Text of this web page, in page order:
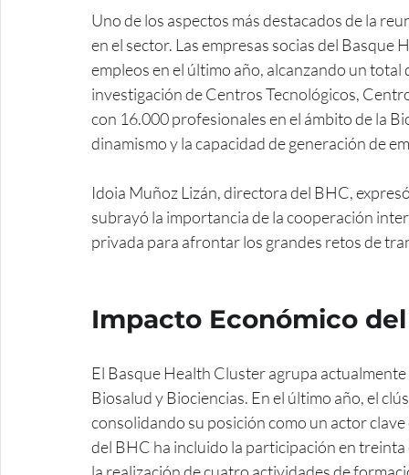
Uno de los aspectos más destacados de la
en el sector. Las empresas socias del
empleos en el último año, alcanzando un
investigación de Centros Tecnológicos,
con 16.000 profesionales en el ámbito de la
dinamismo y la capacidad de generación de
Idoia Muñoz Lizán, directora del BHC,
subrayó la importancia de la cooperación
privada para afrontar los grandes retos de
Impacto Económico del
El Basque Health Cluster agrupa
Biosalud y Biociencias. En el último año, el
consolidando su posición como un actor
del BHC ha incluido la participación en